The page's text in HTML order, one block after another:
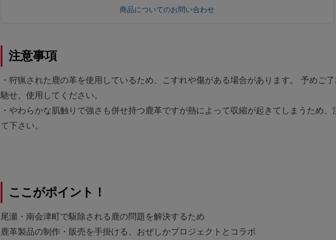
商品についてのお問い合わせ
注意事項
・狩猟された鹿の革を使用しているため、こすれや傷がある場合があります。 予めご
馳せ、使用してください。
・やわらかな肌触りで強さも併せ持つ鹿革ですが熱によって収縮が起きてしまうため
て下さい。
ここがポイント！
尾瀬・南会津町で駆除される鹿の問題を解決するため
鹿革製品の制作・販売を手掛ける、おぜしかプロジェクトとコラボ